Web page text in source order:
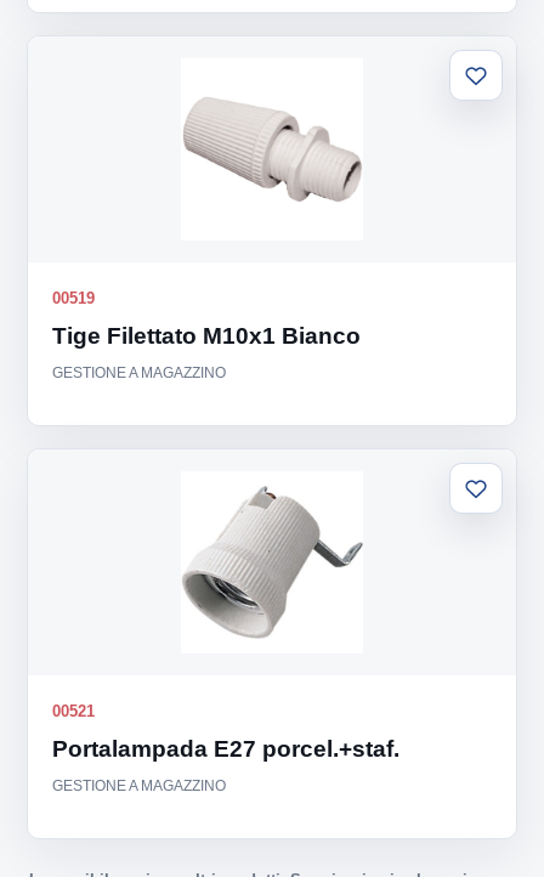
00519
Tige Filettato M10x1 Bianco
GESTIONE A MAGAZZINO
Aggiungi
alla
00521
Portalampada E27 porcel.+staf.
GESTIONE A MAGAZZINO
Aggiungi
alla